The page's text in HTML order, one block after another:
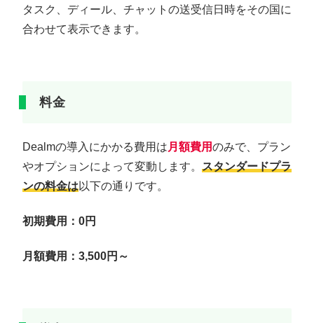
タスク、ディール、チャットの送受信日時をその国に
合わせて表示できます。
料金
Dealmの導入にかかる費用は 月額費用のみで、プラン
やオプションによって変動します。 スタンダードプラ
ンの料金は以下の通りです。
初期費用：0円
月額費用：3,500円～